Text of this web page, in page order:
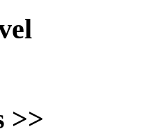
>>